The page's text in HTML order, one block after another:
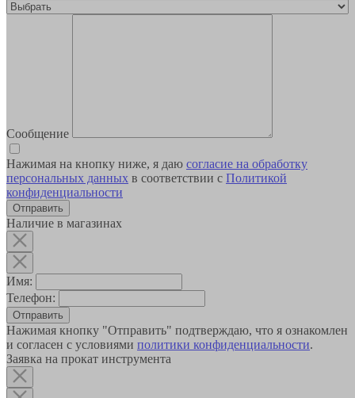
Сообщение
Нажимая на кнопку ниже, я даю согласие на обработку
персональных данных в соответствии с Политикой
конфиденциальности
Наличие в магазинах
Имя:
Телефон:
Отправить
Нажимая кнопку "Отправить" подтверждаю, что я ознакомлен
и согласен с условиями политики конфиденциальности.
Заявка на прокат инструмента